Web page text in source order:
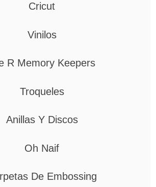
Cricut
Vinilos
R Memory Keepers
Troqueles
Anillas Y Discos
Oh Naif
De Embossing